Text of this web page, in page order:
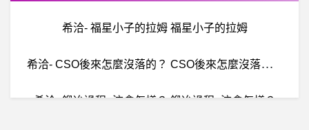
希洽- 福星小子的拉姆 福星小子的拉姆
希
洽- CSO後來怎麼沒落的？ CSO後來怎麼沒落的？
希洽- 鍛冶過程+洨會怎樣？ 鍛冶過程+洨會怎樣？